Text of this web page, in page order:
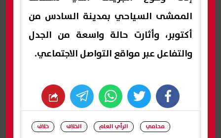
الممشى السياحي بمدينة السادس من
أكتوبر، وأثارت حالة واسعة من الجدل
والتفاعل عبر مواقع التواصل الاجتماعي.
facebook
twitter
whats
محامي الرأي العام الخلاف
خلاف